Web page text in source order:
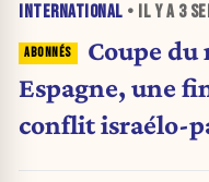
INTERNATIONAL • IL Y A 3
Coupe
Espagne, une
conflit israélo-